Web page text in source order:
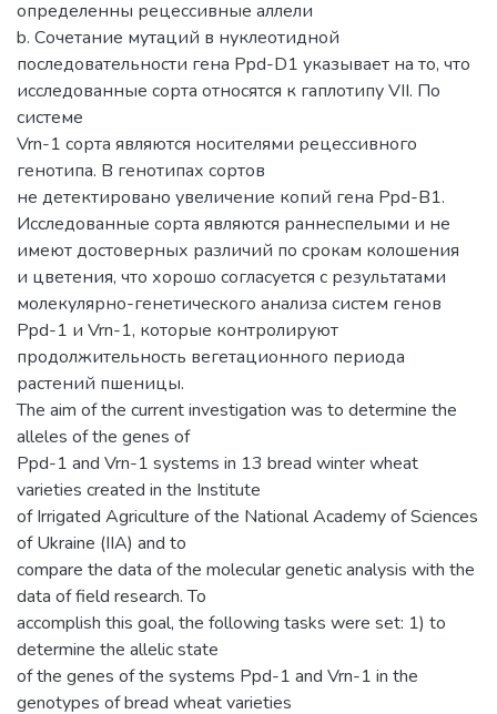
определенны рецессивные аллели
b. Сочетание мутаций в нуклеотидной
последовательности гена Ppd-D1 указывает на то, что
исследованные сорта относятся к гаплотипу VII. По
системе
Vrn-1 сорта являются носителями рецессивного
генотипа. В генотипах сортов
не детектировано увеличение копий гена Ppd-B1.
Исследованные сорта являются раннеспелыми и не
имеют достоверных различий по срокам колошения
и цветения, что хорошо согласуется с результатами
молекулярно-генетического анализа систем генов
Ppd-1 и Vrn-1, которые контролируют
продолжительность вегетационного периода
растений пшеницы.
The aim of the current investigation was to determine the
alleles of the genes of
Ppd-1 and Vrn-1 systems in 13 bread winter wheat
varieties created in the Institute
of Irrigated Agriculture of the National Academy of Sciences
of Ukraine (IIA) and to
compare the data of the molecular genetic analysis with the
data of field research. To
accomplish this goal, the following tasks were set: 1) to
determine the allelic state
of the genes of the systems Ppd-1 and Vrn-1 in the
genotypes of bread wheat varieties